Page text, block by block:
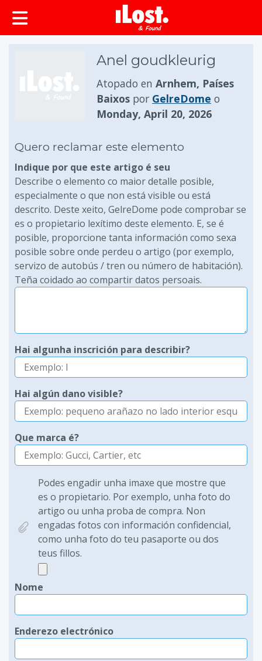
Anel goudkleurig
Atopado en Arnhem, Países
Baixos por GelreDome o
Monday, April 20, 2026
Quero reclamar este elemento
Indique por que este artigo é seu
Describe o elemento co maior detalle posible,
especialmente o que non está visible ou está
descrito. Deste xeito, GelreDome pode comprobar se
es o propietario lexítimo deste elemento. E, se é
posible, proporcione tanta información como sexa
posible sobre onde perdeu o artigo (por exemplo,
servizo de autobús / tren ou número de habitación).
Teña coidado ao compartir datos persoais.
Hai algunha inscrición para describir?
Hai algún dano visible?
Que marca é?
Podes engadir unha imaxe que mostre que
es o propietario. Por exemplo, unha foto do
artigo ou unha proba de compra. Non
engadas fotos con información confidencial,
como unha foto do teu pasaporte ou dos
teus fillos.
Nome
Enderezo electrónico